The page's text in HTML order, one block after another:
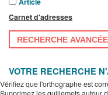
Carnet d'adresses
RECHERCHE AVANCÉE
VOTRE RECHERCHE
Vérifiez que l'orthographe est
Supprimez les guillemets autour